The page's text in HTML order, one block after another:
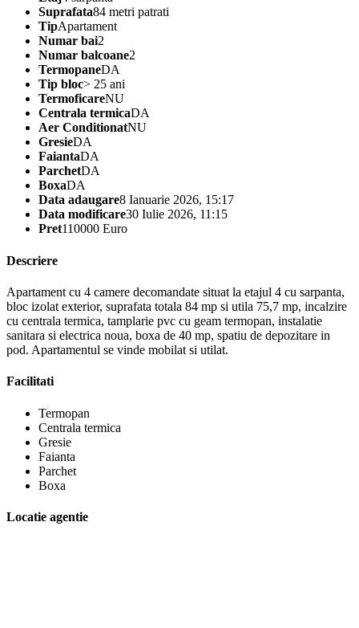
Suprafata84 metri patrati
TipApartament
Numar bai2
Numar balcoane2
TermopaneDA
Tip bloc> 25 ani
TermoficareNU
Centrala termicaDA
Aer ConditionatNU
GresieDA
FaiantaDA
ParchetDA
BoxaDA
Data adaugare8 Ianuarie 2026, 15:17
Data modificare30 Iulie 2026, 11:15
Pret110000 Euro
Descriere
Apartament cu 4 camere decomandate situat la etajul 4 cu sarpanta,
bloc izolat exterior, suprafata totala 84 mp si utila 75,7 mp, incalzire
cu centrala termica, tamplarie pvc cu geam termopan, instalatie
sanitara si electrica noua, boxa de 40 mp, spatiu de depozitare in
pod. Apartamentul se vinde mobilat si utilat.
Facilitati
Termopan
Centrala termica
Gresie
Faianta
Parchet
Boxa
Locatie agentie